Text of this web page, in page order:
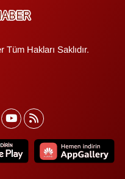
Hakları Saklıdır.